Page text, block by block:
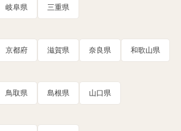
岐阜県 三重県
京都府 滋賀県 奈良県 和歌山県
鳥取県 島根県 山口県